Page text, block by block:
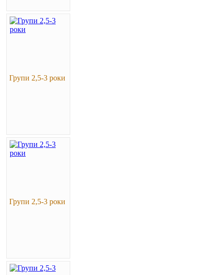
Групи 2,5-3 роки
Групи 2,5-3 роки